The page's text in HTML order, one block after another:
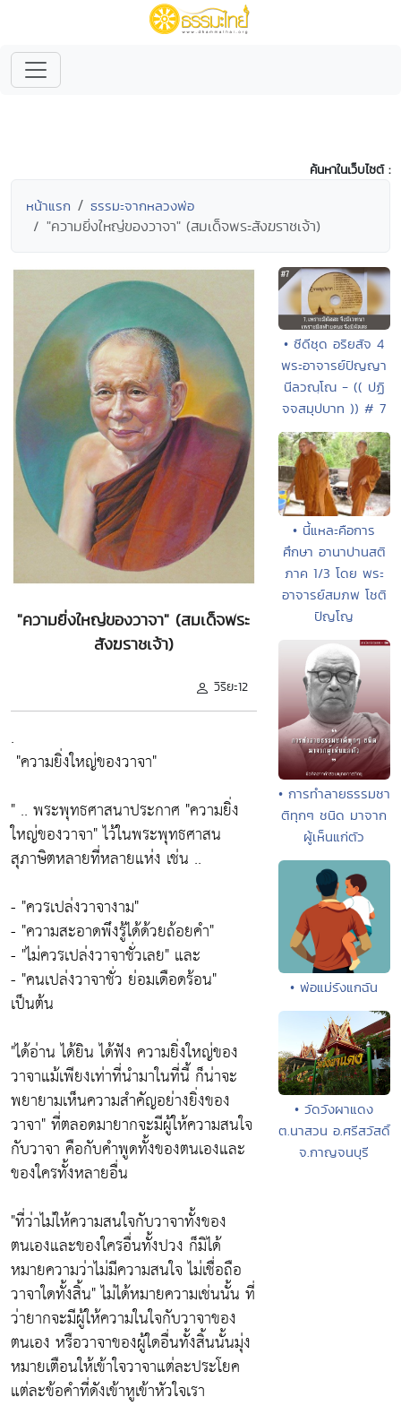
ค้นหาในเว็บไซต์ :
หน้าแรก ธรรมะจากหลวงพ่อ
"ความยิ่งใหญ่ของวาจา" (สมเด็จพระสังฆราชเจ้า)
"ความยิ่งใหญ่ของวาจา" (สมเด็จพระ
สังฆราชเจ้า)
วิริยะ12
.
"ความยิ่งใหญ่ของวาจา"
" .. พระพุทธศาสนาประกาศ "ความยิ่ง
ใหญ่ของวาจา"ไว้ในพระพุทธศาสน
สุภาษิตหลายที่หลายแห่ง เช่น ..
- "ควรเปล่งวาจางาม"
- "ความสะอาดพึงรู้ได้ด้วยถ้อยคำ"
- "ไม่ควรเปล่งวาจาชั่วเลย" และ
- "คนเปล่งวาจาชั่ว ย่อมเดือดร้อน"
เป็นต้น
"ได้อ่าน ได้ยิน ได้ฟัง ความยิ่งใหญ่ของ
วาจาแม้เพียงเท่าที่นำมาในที่นี้ ก็น่าจะ
พยายามเห็นความสำคัญอย่างยิ่งของ
วาจา"ที่ตลอดมายากจะมีผู้ให้ความสนใจ
กับวาจา คือกับคำพูดทั้งของตนเองและ
ของใครทั้งหลายอื่น
"ที่ว่าไม่ให้ความสนใจกับวาจาทั้งของ
ตนเองและของใครอื่นทั้งปวง ก็มิได้
หมายความว่าไม่มีความสนใจ ไม่เชื่อถือ
วาจาใดทั้งสิ้น"ไม่ได้หมายความเช่นนั้น ที่
ว่ายากจะมีผู้ให้ความในใจกับวาจาของ
ตนเอง หรือวาจาของผู้ใดอื่นทั้งสิ้นนั้นมุ่ง
หมายเตือนให้เข้าใจวาจาแต่ละประโยค
แต่ละข้อคำที่ดังเข้าหูเข้าหัวใจเรา
• ซีดีชุด อริยสัจ 4
พระอาจารย์ปัญญา
นีลวณฺโณ - (( ปฏิ
จจสมุปบาท )) # 7
• นี้แหละคือการ
ศึกษา อานาปานสติ
ภาค 1/3 โดย พระ
อาจารย์สมภพ โชติ
ปัญโญ
• การทำลายธรรมชา
ติทุกๆ ชนิด มาจาก
ผู้เห็นแก่ตัว
• พ่อแม่รังแกฉัน
• วัดวังผาแดง
ต.นาสวน อ.ศรีสวัสดิ์
จ.กาญจนบุรี